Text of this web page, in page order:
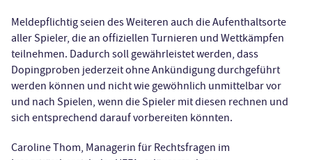
Meldepflichtig seien des Weiteren auch die Aufenthaltsorte
aller Spieler, die an offiziellen Turnieren und Wettkämpfen
teilnehmen. Dadurch soll gewährleistet werden, dass
Dopingproben jederzeit ohne Ankündigung durchgeführt
werden können und nicht wie gewöhnlich unmittelbar vor
und nach Spielen, wenn die Spieler mit diesen rechnen und
sich entsprechend darauf vorbereiten könnten.
Caroline Thom, Managerin für Rechtsfragen im